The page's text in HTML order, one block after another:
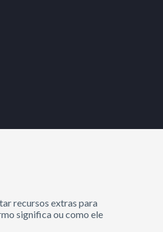
recursos extras para
significa ou como ele